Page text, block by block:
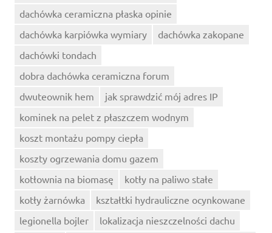
dachówka ceramiczna płaska opinie
dachówka karpiówka wymiary
dachówka zakopane
dachówki tondach
dobra dachówka ceramiczna forum
dwuteownik hem
jak sprawdzić mój adres IP
kominek na pelet z płaszczem wodnym
koszt montażu pompy ciepła
koszty ogrzewania domu gazem
kotłownia na biomasę
kotły na paliwo stałe
kotły żarnówka
kształtki hydrauliczne ocynkowane
legionella bojler
lokalizacja nieszczelności dachu